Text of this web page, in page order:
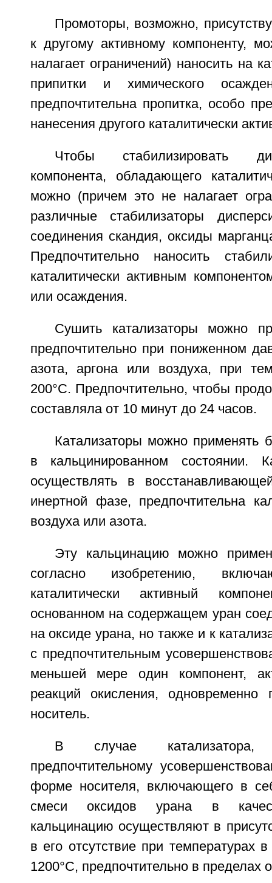
Промоторы, возможно,
к другому активному компоненту,
налагает ограничений) наносить на
припитки и химического
предпочтительна пропитка, особо
нанесения другого каталитически
Чтобы стабилизировать
компонента, обладающего
можно (причем это не налагает
различные стабилизаторы
соединения скандия, оксиды
Предпочтительно наносить
каталитически активным
или осаждения.
Сушить катализаторы можно
предпочтительно при пониженном
азота, аргона или воздуха, при
200°С. Предпочтительно, чтобы
составляла от 10 минут до 24 часов.
Катализаторы можно применять
в кальцинированном состоянии.
осуществлять в
инертной фазе, предпочтительна
воздуха или азота.
Эту кальцинацию можно
согласно изобретению,
каталитически активный
основанном на содержащем уран
на оксиде урана, но также и к
с предпочтительным
меньшей мере один компонент,
реакций окисления, одновременно
носитель.
В случае катализатора,
предпочтительному
форме носителя, включающего в
смеси оксидов урана в
кальцинацию осуществляют в
в его отсутствие при температурах
1200°С, предпочтительно в пределах